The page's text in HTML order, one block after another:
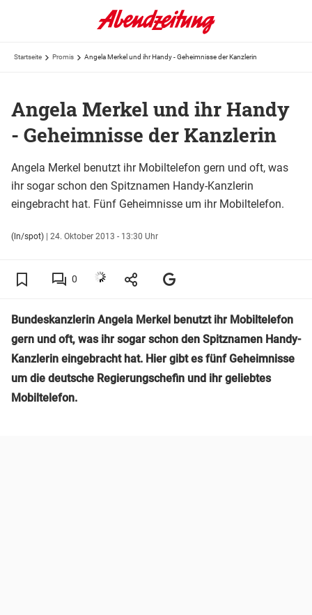
Startseite Promis Angela Merkel und ihr Handy - Geheimnisse der Kanzlerin
Angela Merkel und ihr Handy
- Geheimnisse der Kanzlerin
Angela Merkel benutzt ihr Mobiltelefon gern und oft, was
ihr sogar schon den Spitznamen Handy-Kanzlerin
eingebracht hat. Fünf Geheimnisse um ihr Mobiltelefon.
(ln/spot) | 24. Oktober 2013 - 13:30 Uhr
0
Bundeskanzlerin Angela Merkel benutzt ihr Mobiltelefon
gern und oft, was ihr sogar schon den Spitznamen Handy-
Kanzlerin eingebracht hat. Hier gibt es fünf Geheimnisse
um die deutsche Regierungschefin und ihr geliebtes
Mobiltelefon.